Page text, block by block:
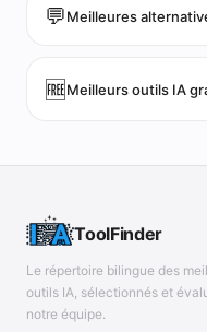
💬Meilleures
🆓Meilleurs outils IA
ToolFinder
Le répertoire bilingue des
outils IA, sélectionnés et
notre équipe.